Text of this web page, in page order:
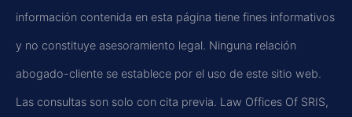
información contenida en esta página tiene fines informativos
y no constituye asesoramiento legal. Ninguna relación
abogado-cliente se establece por el uso de este sitio web.
Las consultas son solo con cita previa. Law Offices Of SRIS,